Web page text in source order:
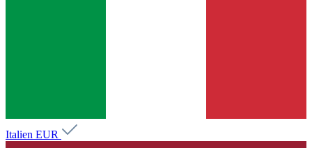
Italien EUR